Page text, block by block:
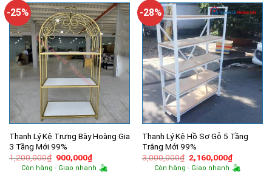
1,600,000₫.
-25%
Thanh Lý Kệ Trưng Bày Hoàng Gia
3 Tầng Mới 99%
1,200,000₫ Giá
gốc
là:
900,000₫Giá
hiện
tại
Còn hàng - Giao nhanh
-28%
Thanh Lý Kệ Hồ Sơ Gỗ 5 Tầng
Trắng Mới 99%
3,000,000₫ Giá
gốc
là:
2,160,000₫Giá
hiện
tại
Còn hàng - Giao nhanh